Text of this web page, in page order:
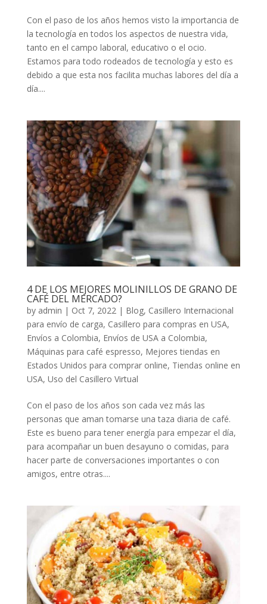
Con el paso de los años hemos visto la importancia de
la tecnología en todos los aspectos de nuestra vida,
tanto en el campo laboral, educativo o el ocio.
Estamos para todo rodeados de tecnología y esto es
debido a que esta nos facilita muchas labores del día a
día....
4 DE LOS MEJORES MOLINILLOS DE GRANO DE
CAFÉ DEL MERCADO?
by admin | Oct 7, 2022| Blog, Casillero Internacional
para envío de carga, Casillero para compras en USA,
Envíos a Colombia, Envíos de USA a Colombia,
Máquinas para café espresso, Mejores tiendas en
Estados Unidos para comprar online, Tiendas online en
USA, Uso del Casillero Virtual
Con el paso de los años son cada vez más las
personas que aman tomarse una taza diaria de café.
Este es bueno para tener energía para empezar el día,
para acompañar un buen desayuno o comidas, para
hacer parte de conversaciones importantes o con
amigos, entre otras....